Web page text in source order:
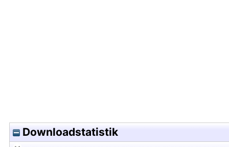
Downloadstatistik